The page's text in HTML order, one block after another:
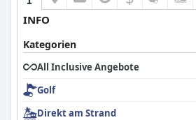
INFO
Kategorien
All Inclusive Angebote
Golf
Direkt am Strand